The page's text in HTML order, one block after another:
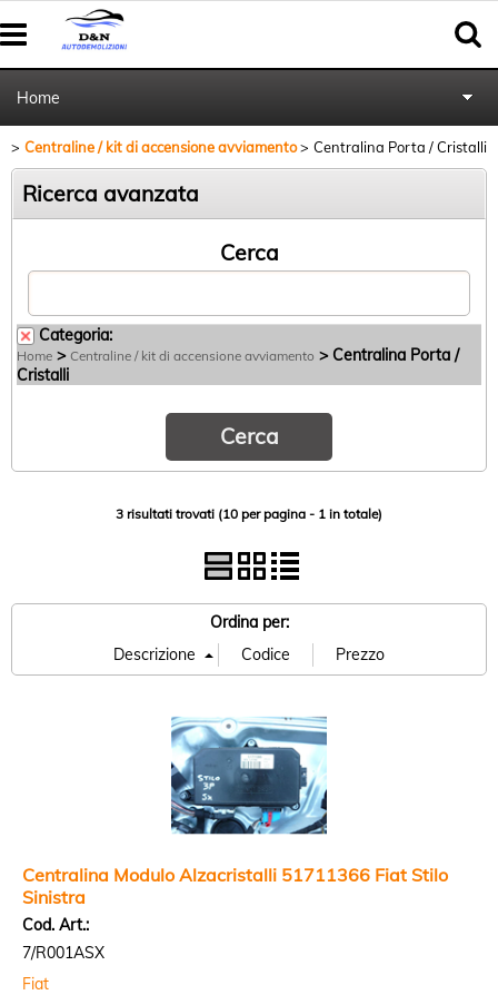
Home
Autoricambi
Centraline / kit di accensione avviamento Centralina Porta / Cristalli
Ricerca avanzata
Cerca
Categoria:
Home > Centraline / kit di accensione avviamento > Centralina Porta /
Cristalli
3 risultati trovati (10 per pagina - 1 in totale)
Ordina per:
Centralina Modulo Alzacristalli 51711366 Fiat Stilo
Sinistra
Cod. Art.:
7/R001ASX
Fiat